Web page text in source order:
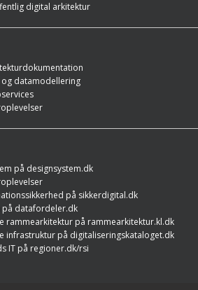
digital arkitektur
datamodellering
på designsystem.dk
på sikkerdigital.dk
på datafordeler.dk
rammearkitektur på rammearkitektur.kl.dk
infrastruktur på digitaliseringskataloget.dk
IT på regioner.dk/rsi